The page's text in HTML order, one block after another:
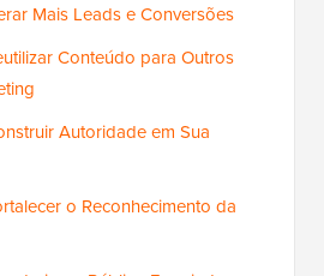
Mais Leads e Conversões
Conteúdo para Outros
Autoridade em Sua
o Reconhecimento da